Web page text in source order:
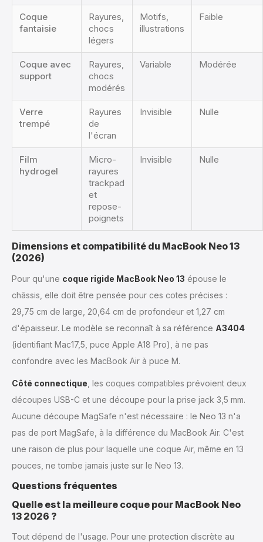
Coque
fantaisie
Rayures,
chocs
légers
Motifs,
illustrations
Faible
Coque avec
support
Rayures,
chocs
modérés
Variable Modérée
Verre
trempé
Rayures
de
l'écran
Invisible Nulle
Film
hydrogel
Micro-
rayures
trackpad
et
repose-
poignets
Invisible Nulle
Dimensions et compatibilité du MacBook Neo 13
(2026)
Pour qu'une coque rigide MacBook Neo 13 épouse le
châssis, elle doit être pensée pour ces cotes précises :
29,75 cm de large, 20,64 cm de profondeur et 1,27 cm
d'épaisseur. Le modèle se reconnaît à sa référence A3404
(identifiant Mac17,5, puce Apple A18 Pro), à ne pas
confondre avec les MacBook Air à puce M.
Côté connectique , les coques compatibles prévoient deux
découpes USB-C et une découpe pour la prise jack 3,5 mm.
Aucune découpe MagSafe n'est nécessaire : le Neo 13 n'a
pas de port MagSafe, à la différence du MacBook Air. C'est
une raison de plus pour laquelle une coque Air, même en 13
pouces, ne tombe jamais juste sur le Neo 13.
Questions fréquentes
Quelle est la meilleure coque pour MacBook Neo
13 2026 ?
Tout dépend de l'usage. Pour une protection discrète au